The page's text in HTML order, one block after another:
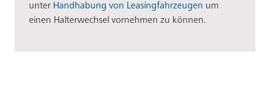
unter Handhabung von Leasingfahrzeugen um
einen Halterwechsel vornehmen zu können.